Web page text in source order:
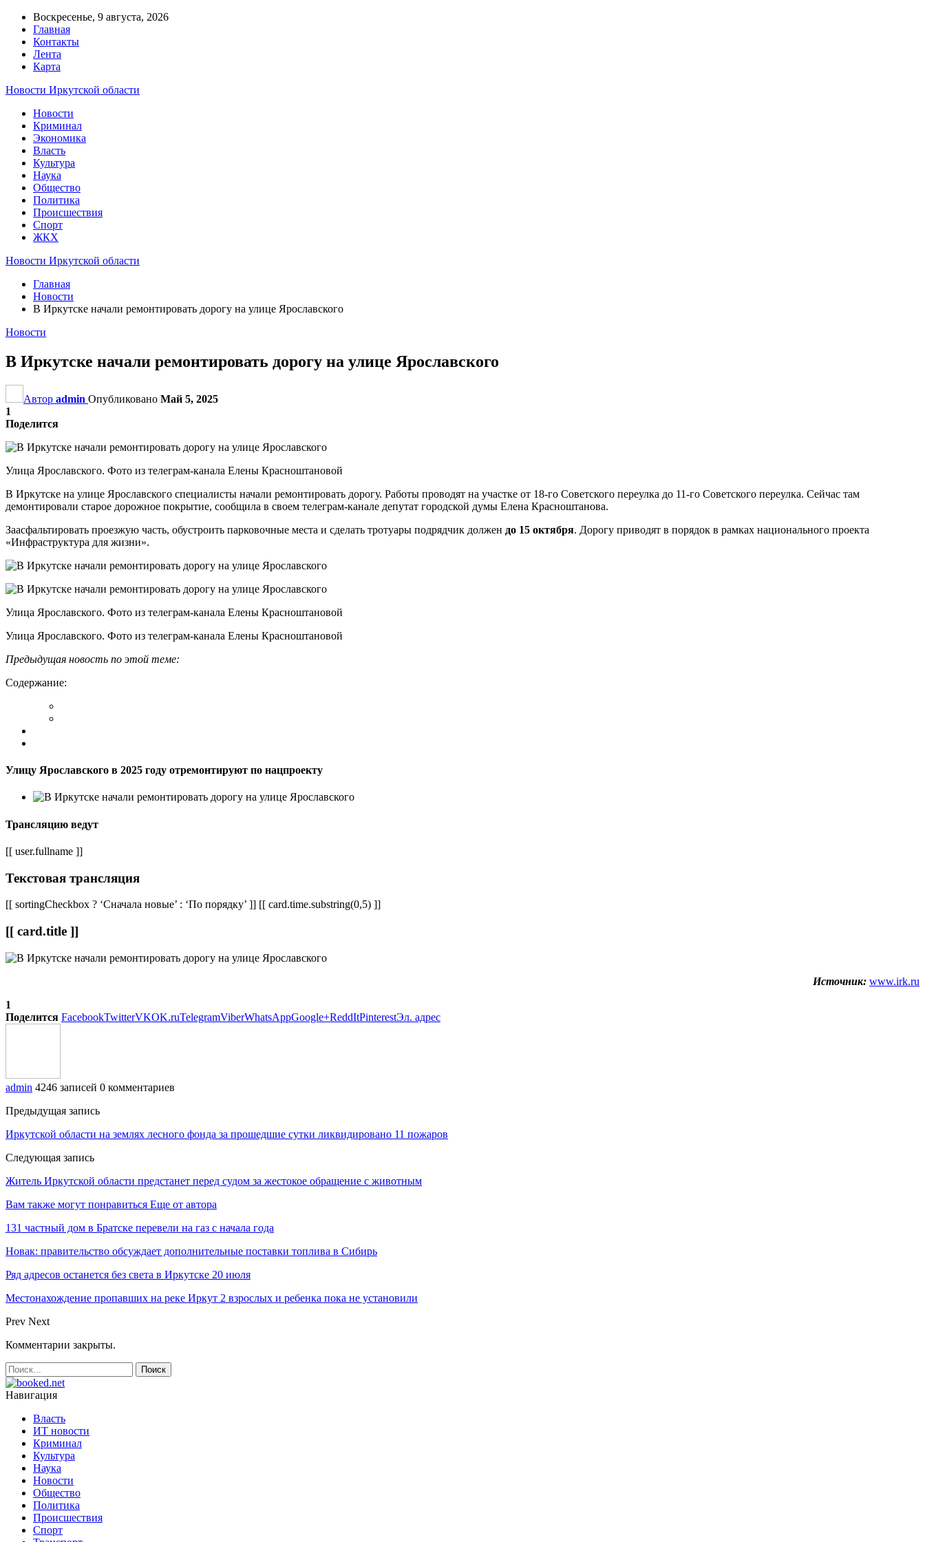
Воскресенье, 9 августа, 2026
Главная
Контакты
Лента
Карта
Новости Иркутской области
Новости
Криминал
Экономика
Власть
Культура
Наука
Общество
Политика
Происшествия
Спорт
ЖКХ
Новости Иркутской области
Главная
Новости
В Иркутске начали ремонтировать дорогу на улице Ярославского
Новости
В Иркутске начали ремонтировать дорогу на улице Ярославского
Автор admin Опубликовано Май 5, 2025
1
Поделится
Улица Ярославского. Фото из телеграм-канала Елены Красноштановой
В Иркутске на улице Ярославского специалисты начали ремонтировать дорогу. Работы проводят на участке от 18-го Советского переулка до 11-го Советского переулка. Сейчас там
демонтировали старое дорожное покрытие, сообщила в своем телеграм-канале депутат городской думы Елена Красноштанова.
Заасфальтировать проезжую часть, обустроить парковочные места и сделать тротуары подрядчик должен до 15 октября. Дорогу приводят в порядок в рамках национального проекта
«Инфраструктура для жизни».
Улица Ярославского. Фото из телеграм-канала Елены Красноштановой
Улица Ярославского. Фото из телеграм-канала Елены Красноштановой
Предыдущая новость по этой теме:
Содержание:
Улицу Ярославского в 2025 году отремонтируют по нацпроекту
Трансляцию ведут
[[ user.fullname ]]
Текстовая трансляция
[[ sortingCheckbox ? ‘Сначала новые’ : ‘По порядку’ ]] [[ card.time.substring(0,5) ]]
[[ card.title ]]
Источник: www.irk.ru
1
Поделится FacebookTwitterVKOK.ruTelegramViberWhatsAppGoogle+ReddItPinterestЭл. адрес
admin 4246 записей 0 комментариев
Предыдущая запись
Иркутской области на землях лесного фонда за прошедшие сутки ликвидировано 11 пожаров
Следующая запись
Житель Иркутской области предстанет перед судом за жестокое обращение с животным
Вам также могут понравиться Еще от автора
131 частный дом в Братске перевели на газ с начала года
Новак: правительство обсуждает дополнительные поставки топлива в Сибирь
Ряд адресов останется без света в Иркутске 20 июля
Местонахождение пропавших на реке Иркут 2 взрослых и ребенка пока не установили
Prev Next
Комментарии закрыты.
Навигация
Власть
ИТ новости
Криминал
Культура
Наука
Новости
Общество
Политика
Происшествия
Спорт